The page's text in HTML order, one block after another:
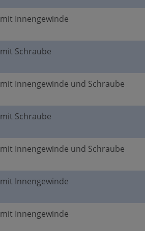
mit Innengewinde
mit Schraube
mit Innengewinde und Schraube
mit Schraube
mit Innengewinde und Schraube
mit Innengewinde
mit Innengewinde